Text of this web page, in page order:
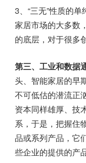
3、“三无”性质的
家居市场的大多数
的底层，对于很多
第三、工业和数据
头、智能家居的早
不可低估的潜流正
资本同样雄厚、技
系，于是，把握住
品或系列产品，它
些企业的提供的产